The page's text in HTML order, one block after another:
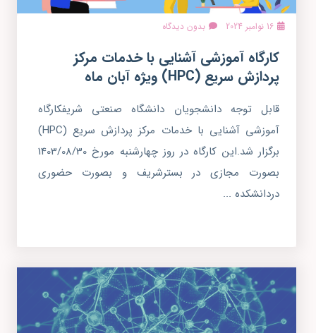
16 نوامبر 2024 بدون دیدگاه
کارگاه آموزشی آشنایی با خدمات مرکز
پردازش سریع (HPC) ویژه آبان ماه
قابل توجه دانشجویان دانشگاه صنعتی شریفکارگاه
آموزشی آشنایی با خدمات مرکز پردازش سریع (HPC)
برگزار شد.این کارگاه در روز چهارشنبه مورخ 1403/08/30
بصورت مجازی در بسترشریف و بصورت حضوری
دردانشکده ...